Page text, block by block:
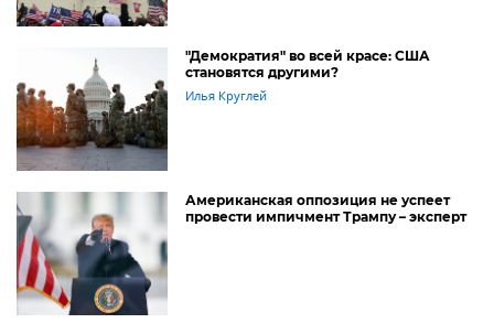
"Демократия" во всей красе: США
становятся другими?
Илья Круглей
Американская оппозиция не успеет
провести импичмент Трампу – эксперт